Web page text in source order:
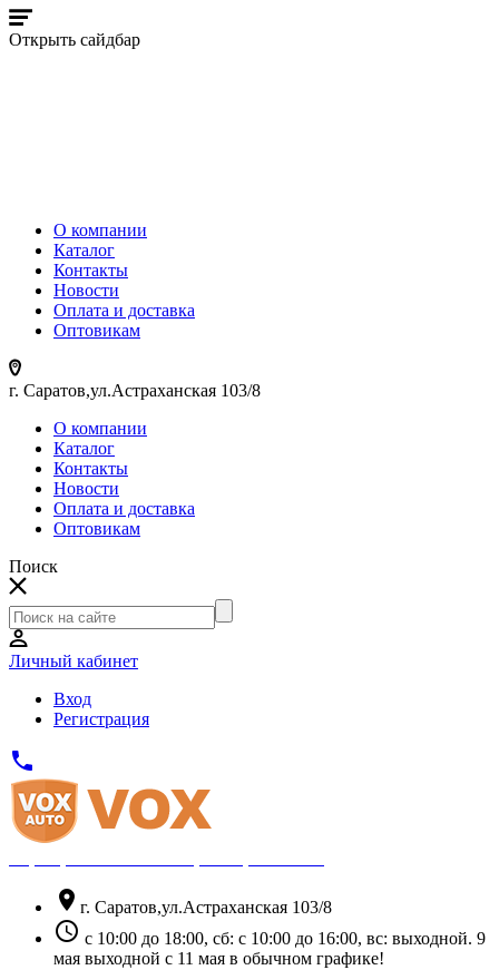
Открыть сайдбар
О компании
Каталог
Контакты
Новости
Оплата и доставка
Оптовикам
г. Саратов,ул.Астраханская 103/8
О компании
Каталог
Контакты
Новости
Оплата и доставка
Оптовикам
Поиск
Личный кабинет
Вход
Регистрация
phone
location_on г. Саратов,ул.Астраханская 103/8
schedule с 10:00 до 18:00, сб: с 10:00 до 16:00, вс: выходной. 9
мая выходной с 11 мая в обычном графике!